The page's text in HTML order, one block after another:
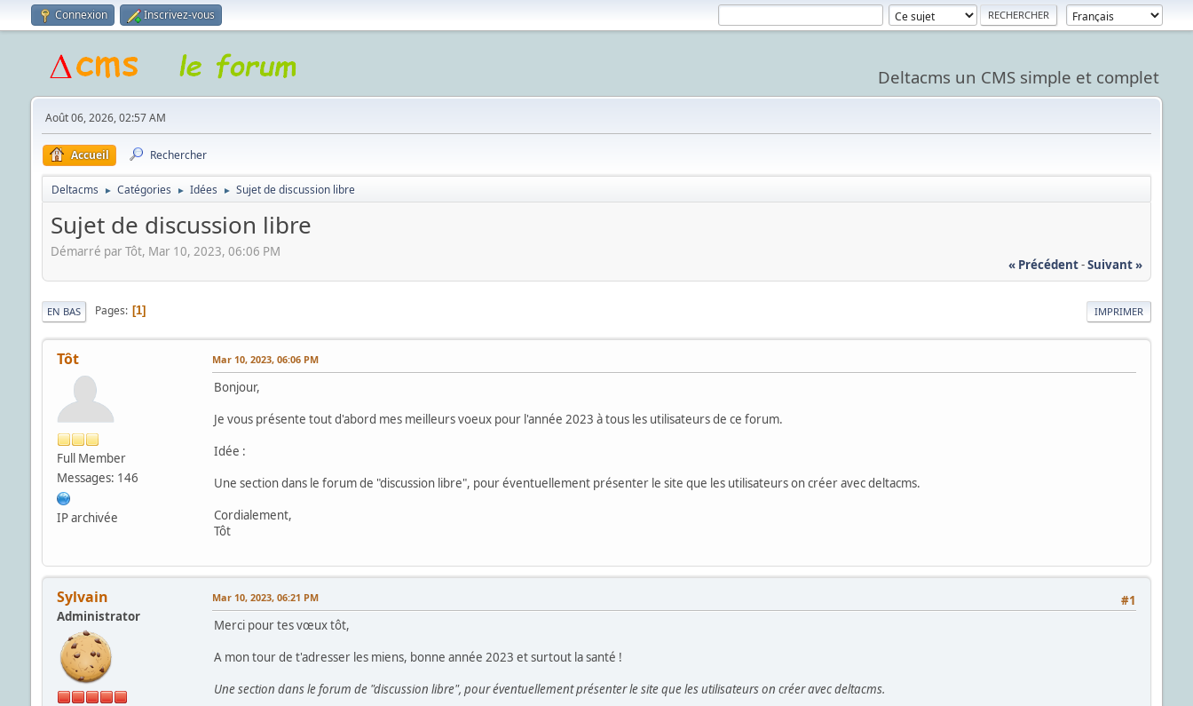
Connexion Inscrivez-vous
Deltacms un CMS simple et complet
Août 06, 2026, 02:57 AM
Accueil Rechercher
Deltacms ► Catégories ► Idées ► Sujet de discussion libre
Sujet de discussion libre
Démarré par Tôt, Mar 10, 2023, 06:06 PM
« Précédent-Suivant »
IMPRIMER
EN BAS Pages 1
Tôt
Full Member
Messages: 146
IP archivée
Mar 10, 2023, 06:06 PM
Bonjour,
Je vous présente tout d'abord mes meilleurs voeux pour l'année 2023 à tous les utilisateurs de ce forum.
Idée :
Une section dans le forum de "discussion libre", pour éventuellement présenter le site que les utilisateurs on créer avec deltacms.
Cordialement,
Tôt
Sylvain
Administrator
#1
Mar 10, 2023, 06:21 PM
Merci pour tes vœux tôt,
A mon tour de t'adresser les miens, bonne année 2023 et surtout la santé !
Une section dans le forum de "discussion libre", pour éventuellement présenter le site que les utilisateurs on créer avec deltacms.